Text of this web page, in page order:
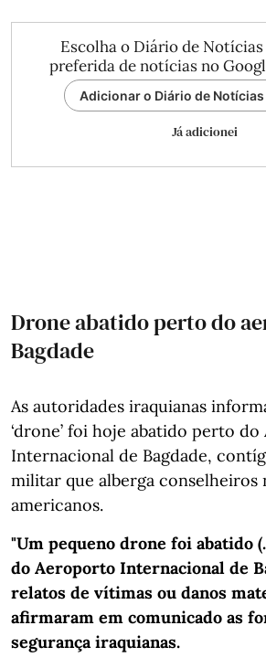
Escolha o Diário de
preferida de notícias no
Adicionar o Diário de
Já adicionei
Drone abatido perto do
Bagdade
As autoridades iraquianas
‘drone’ foi hoje abatido perto
Internacional de Bagdade,
militar que alberga conselheiros
americanos.
"Um pequeno drone foi abatido
do Aeroporto Internacional de
relatos de vítimas ou danos
afirmaram em comunicado as
segurança iraquianas.